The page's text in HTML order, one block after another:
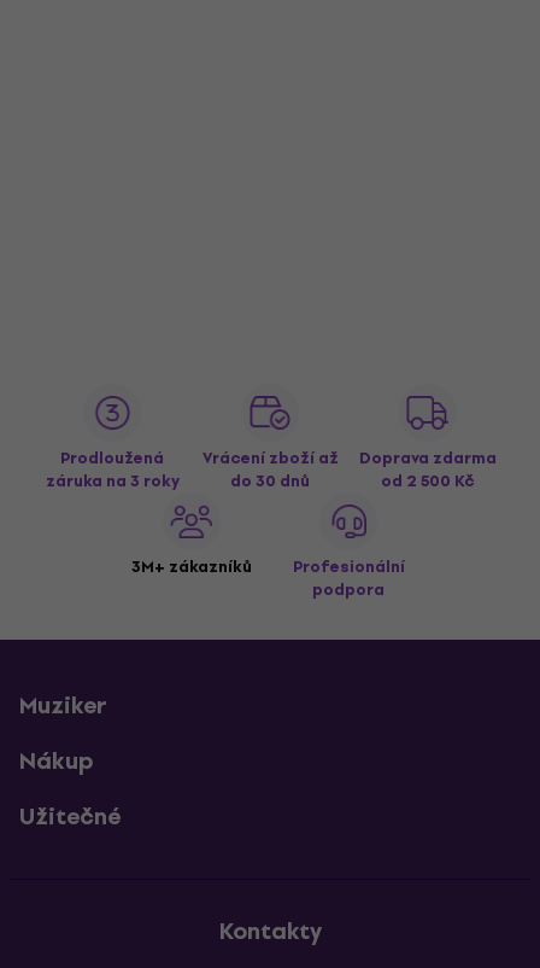
Prodloužená
záruka na 3 roky
Vrácení zboží až
do 30 dnů
Doprava zdarma
od 2 500 Kč
3M+ zákazníků
Profesionální
podpora
Muziker
Nákup
Užitečné
Kontakty